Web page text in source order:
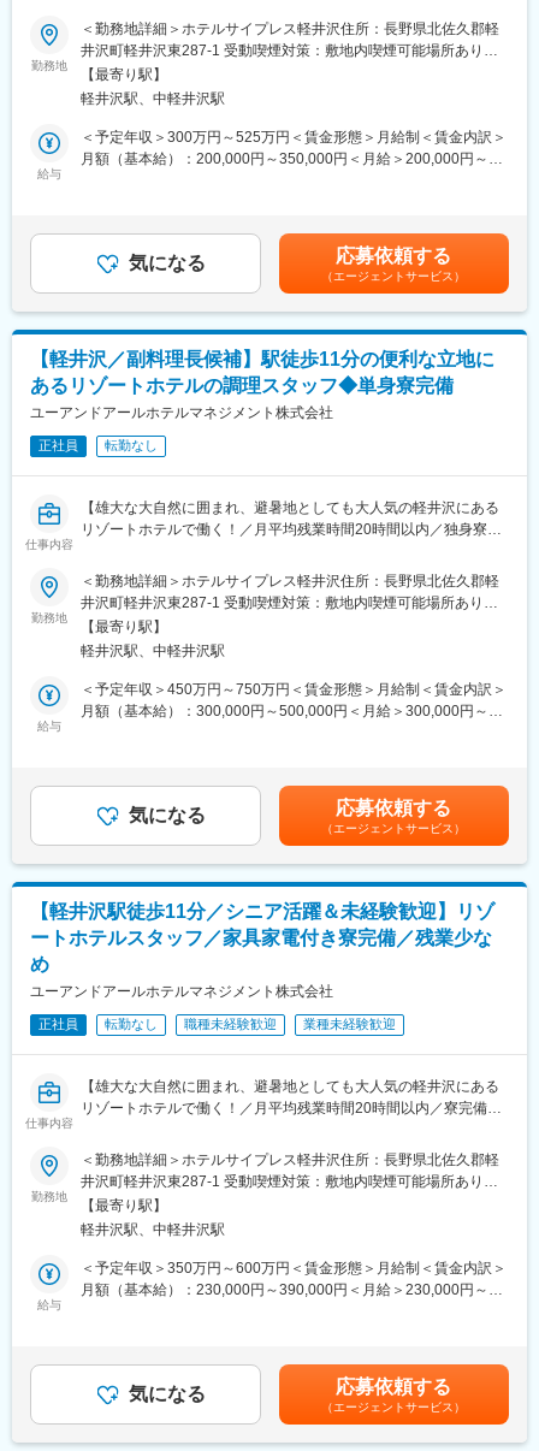
変更の範囲：会社の定める業務
＜株式会社奈良井まちやどの魅力＞
奈良井は日本最大の宿場町があり日本のノルスタジックな風景を
味わいたい観光客が多くいらっしゃいます。塩尻市の中では日本
り上げ拡大中でございます。
様へ宿でご利用いただいた備品がどの地域・店舗で扱いがあるか
という案内もさせていただいており、地域活性化に向けて意欲的
な社員が多いです。
＜長野県で腰を据えて働きたい方歓迎！（IUターン歓迎）＞
・単身寮：
男女別の単身寮があります。シェアハウスのような形ですが、個
室付きで、光熱費や灯油代含めて完全無料です。トイレットペー
パーや洗剤等の備品も会社負担です。
・転居費用：
■募集背景：
『ホテル サイプレス軽井沢』は、JR軽井沢駅から徒歩圏内にある
リゾートホテルで、国内外のお客さまにご宿泊いただいていま
す。このたびは体制強化にともない清掃職を募集いたします。
■業務内容：
・客室の清掃業務
・共用部の清掃実施等
■キャリアパスについて：
一般スタッフからの入社ですが、アシスタントマネージャー→マ
ネージャーへと昇進できるチャンスもあります。
※ご経験により変更あり
■働く魅力：
県外など遠方からのご応募もOK！単身寮（生活に必要な家具、家
電一式含む）を完備していますので、安心して新生活をスタート
できます。
■当社について：
リゾートホテル運営にはじまり、そのノウハウを活かしたビジネ
スホテルやマンスリーマンションの経営へと事業を拡大してきた
当社。
するサービスを一貫して提供できるサービスを強みに、着実に成
長をしてきました。
勤務地
＜勤務地詳細＞ホテルサイプレス軽井沢住所：長野県北佐久郡軽
井沢町軽井沢東287-1 受動喫煙対策：敷地内喫煙可能場所あり変
更の範囲：会社の定める事業所
【最寄り駅】
軽井沢駅、中軽井沢駅
給与
＜予定年収＞300万円～525万円＜賃金形態＞月給制＜賃金内訳＞
月額（基本給）：200,000円～350,000円＜月給＞200,000円～
績および個人の実績によって変動します。賃金はあくまでも目安
の金額であり、選考を通じて上下する可能性があります。月給(月
額)は固定手当を含めた表記です。
気になる 応募依頼する
（エージェントサービス）
【軽井沢／副料理長候補】駅徒歩11分の便利な立地に
あるリゾートホテルの調理スタッフ◆単身寮完備
ユーアンドアールホテルマネジメント株式会社
正社員 転勤なし
仕事内容
【雄大な大自然に囲まれ、避暑地としても大人気の軽井沢にある
リゾートホテルで働く！／月平均残業時間20時間以内／独身寮完
長もめざせます】
■募集背景：
『ホテル サイプレス軽井沢』は、JR軽井沢駅から徒歩圏内にある
リゾートホテルで、国内外のお客さまにご宿泊いただいていま
す。このたびは体制強化にともない、調理スタッフを増員募集す
ることになりました。
想いを大切にしており、手づくりにこだわったお料理をご提供し
ています。仕込み作業から、各種メニューの調理、盛り付けな
ど、キッチン内での業務全般に携わっていただきます。
ホテル内には3つのレストランおよび、バンケットルームを完備。
スタッフの配属先は固定ではなく、日々いろいろなポジションで
の調理業務に携わっていただきます。担当範囲が広く覚えること
環境です。また、前職での経験や得意なことを活かせるポジショ
材をつかってこんなお料理をつくってみたい！など、アイデアが
あれば提案OK！良いものはメニュー化されるチャンスも十分ござ
■キャリアパスについて：
ご経験によってリーダー、マネージャークラスから始めて頂く可
能性もありますが、副料理長 → 料理長へと昇進できるチャン
■働く魅力：
■当社について：
リゾートホテル運営にはじまり、そのノウハウを活かしたビジネ
スホテルやマンスリーマンションの経営へと事業を拡大してきた
勤務地
＜勤務地詳細＞ホテルサイプレス軽井沢住所：長野県北佐久郡軽
井沢町軽井沢東287-1 受動喫煙対策：敷地内喫煙可能場所あり変
更の範囲：会社の定める事業所
【最寄り駅】
軽井沢駅、中軽井沢駅
給与
＜予定年収＞450万円～750万円＜賃金形態＞月給制＜賃金内訳＞
月額（基本給）：300,000円～500,000円＜月給＞300,000円～
績および個人の実績によって変動します。賃金はあくまでも目安
の金額であり、選考を通じて上下する可能性があります。月給(月
額)は固定手当を含めた表記です。
気になる 応募依頼する
（エージェントサービス）
【軽井沢駅徒歩11分／シニア活躍＆未経験歓迎】リゾ
ートホテルスタッフ／家具家電付き寮完備／残業少な
め
ユーアンドアールホテルマネジメント株式会社
正社員 転勤なし 職種未経験歓迎 業種未経験歓迎
仕事内容
【雄大な大自然に囲まれ、避暑地としても大人気の軽井沢にある
リゾートホテルで働く！／月平均残業時間20時間以内／寮完備！
■募集背景：
『ホテル サイプレス軽井沢』は、JR軽井沢駅から徒歩圏内にある
リゾートホテルで、国内外のお客さまにご宿泊いただいていま
す。このたびは体制強化にともない、フロントスタッフを増員募
集することになりました。
線・外線電話の対応、予約受付・管理など幅広い業務に携わって
いただきます。ときにはおススメの観光スポットやお店をご案内
したりと、軽井沢の魅力を発信する機会もあります。お客さまに
勤務地
＜勤務地詳細＞ホテルサイプレス軽井沢住所：長野県北佐久郡軽
井沢町軽井沢東287-1 受動喫煙対策：敷地内喫煙可能場所あり変
更の範囲：会社の定める事業所
【最寄り駅】
軽井沢駅、中軽井沢駅
給与
＜予定年収＞350万円～600万円＜賃金形態＞月給制＜賃金内訳＞
月額（基本給）：230,000円～390,000円＜月給＞230,000円～
績および個人の実績によって変動します。賃金はあくまでも目安
の金額であり、選考を通じて上下する可能性があります。月給(月
額)は固定手当を含めた表記です。
気になる 応募依頼する
（エージェントサービス）